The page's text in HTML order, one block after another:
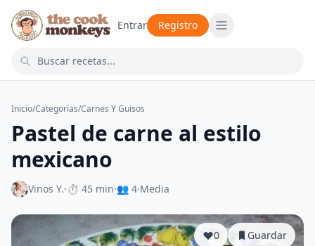
Entrar Registro
Inicio/Categorías/Carnes Y Guisos
Pastel de carne al estilo
mexicano
Vinos Y.·⏱ 45 min·👥 4·Media
0 Guardar